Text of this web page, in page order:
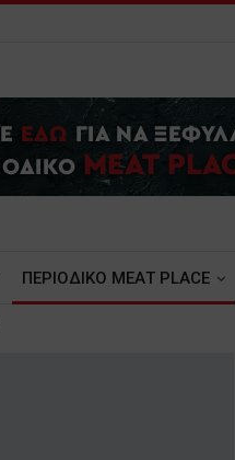
ΠΕΡΙΟΔΙΚΟ ΜΕΑΤ PLACE